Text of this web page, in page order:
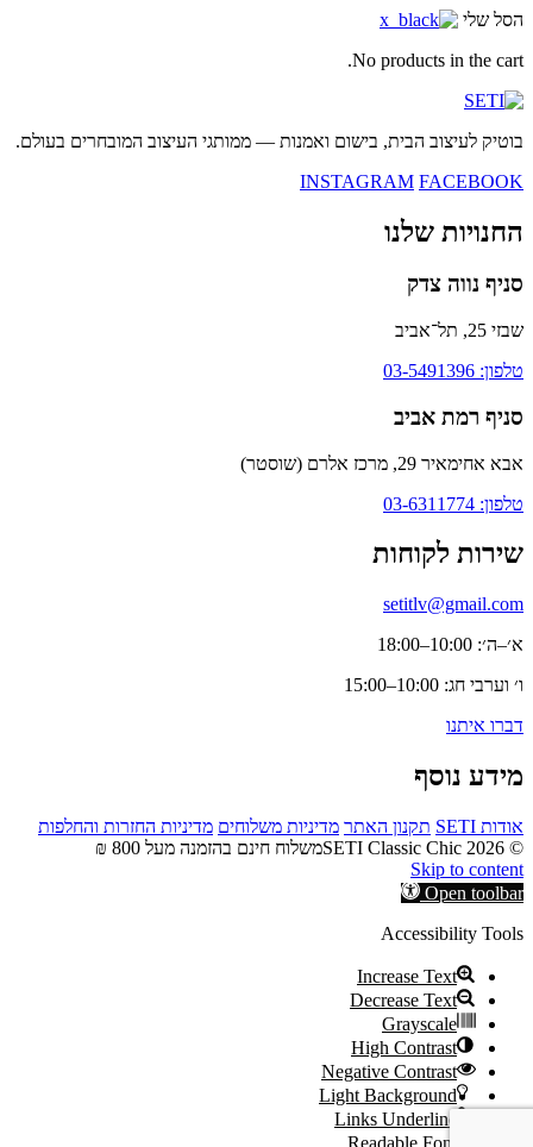
הסל שלי
No products in the cart.
בוטיק לעיצוב הבית, בישום ואמנות — ממותגי העיצוב המובחרים בעולם.
INSTAGRAM FACEBOOK
החנויות שלנו
סניף נווה צדק
שבזי 25, תל־אביב
טלפון: 03-5491396
סניף רמת אביב
אבא אחימאיר 29, מרכז אלרם (שוסטר)
טלפון: 03-6311774
שירות לקוחות
setitlv@gmail.com
א׳–ה׳: 10:00–18:00
ו׳ וערבי חג: 10:00–15:00
דברו איתנו
מידע נוסף
אודות SETI תקנון האתר מדיניות משלוחים מדיניות החזרות והחלפות
© 2026 SETI Classic Chic
משלוח חינם בהזמנה מעל 800 ₪
Skip to content
Open toolbar
Accessibility Tools
Increase Text
Decrease Text
Grayscale
High Contrast
Negative Contrast
Light Background
Links Underline